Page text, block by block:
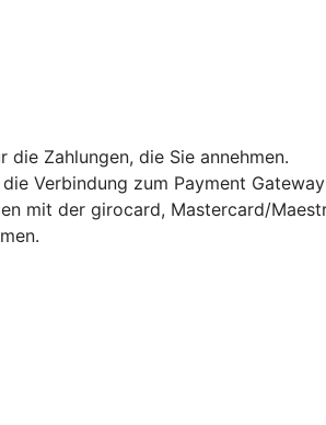
Zahlungen, die Sie annehmen.
Verbindung zum Payment
mit der girocard, Mastercard/